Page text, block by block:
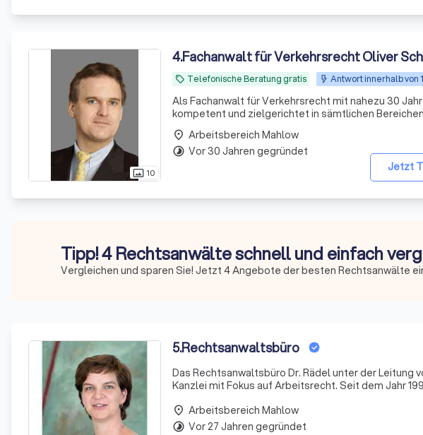
photo_size_select_actual 10
4.Fachanwalt für Verkehrsrecht Oliver
local_offer Telefonische Beratung gratis Antwort innerhalb von
Als Fachanwalt für Verkehrsrecht mit nahezu 30
kompetent und zielgerichtet in sämtlichen
Jetzt
place Arbeitsbereich Mahlow
timelapse Vor 30 Jahren gegründet
Tipp! 4 Rechtsanwälte schnell und einfach
Vergleichen und sparen Sie! Jetzt 4 Angebote der besten Rechtsanwälte
5.Rechtsanwaltsbüro
Das Rechtsanwaltsbüro Dr. Rädel unter der Leitung
Kanzlei mit Fokus auf Arbeitsrecht. Seit dem Jahr
place Arbeitsbereich Mahlow
timelapse Vor 27 Jahren gegründet